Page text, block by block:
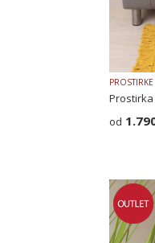
PROSTIRKE